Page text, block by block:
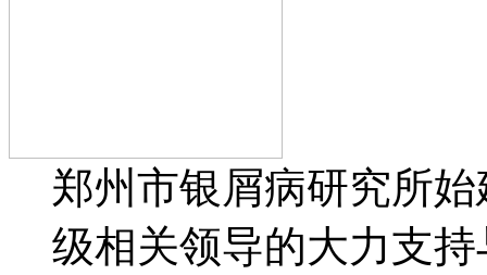
郑州市银屑病研究所
级相关领导的大力支